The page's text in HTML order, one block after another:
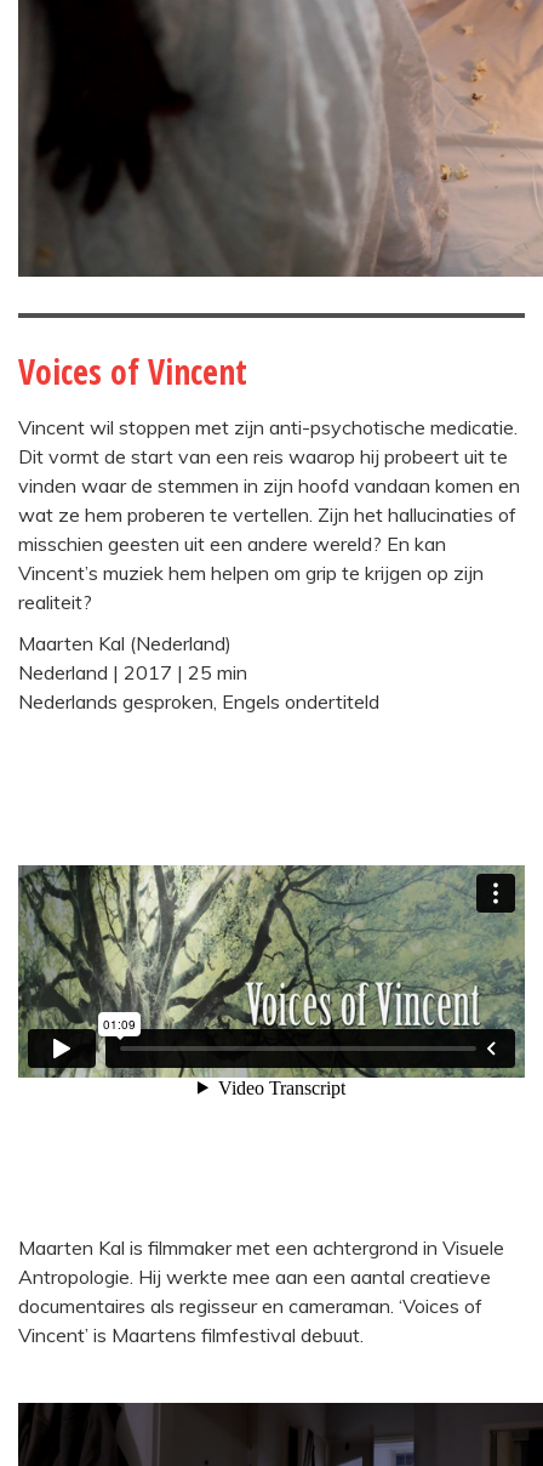
Voices of Vincent
Vincent wil stoppen met zijn anti-psychotische medicatie.
Dit vormt de start van een reis waarop hij probeert uit te
vinden waar de stemmen in zijn hoofd vandaan komen en
wat ze hem proberen te vertellen. Zijn het hallucinaties of
misschien geesten uit een andere wereld? En kan
Vincent’s muziek hem helpen om grip te krijgen op zijn
realiteit?
Maarten Kal (Nederland)
Nederland | 2017 | 25 min
Nederlands gesproken, Engels ondertiteld
Maarten Kal is filmmaker met een achtergrond in Visuele
Antropologie. Hij werkte mee aan een aantal creatieve
documentaires als regisseur en cameraman. ‘Voices of
Vincent’ is Maartens filmfestival debuut.